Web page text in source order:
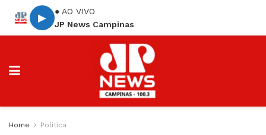
▶
● AO VIVO
JP News Campinas
Home Política